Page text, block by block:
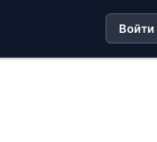
Войти